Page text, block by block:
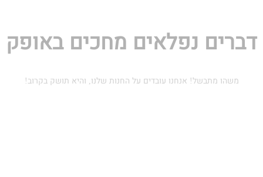
דברים נפלאים מחכים באופק
משהו מתבשל! אנחנו עובדים על החנות שלנו, והיא תושק בקרוב!